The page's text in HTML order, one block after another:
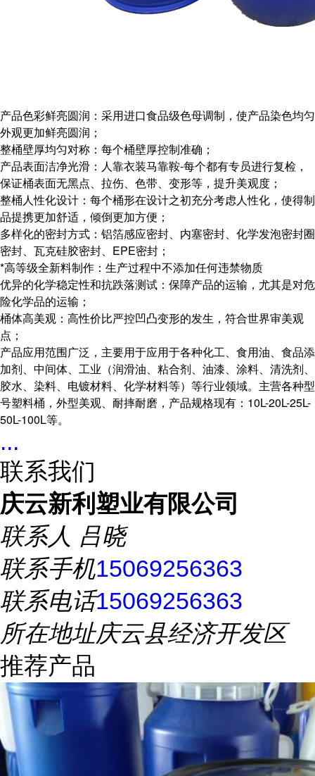
产品色彩鲜亮圆润：采用进口食品级色母调制，使产品染色均匀
外观更加鲜亮圆润；
整桶壁厚均匀对称：每个桶壁厚控制准确；
产品表面洁净光滑：人靠衣装马靠鞍-每个都有专员进行复检，
保证桶表面无黑点、拉伤、色带、变形等，提升美观度；
整桶人性化设计：每个桶形在设计之初充分考虑人性化，使得制
品提携更加舒适，倾倒更加方便；
多样化的密封方式：铝箔感应密封、内塞密封、化学发泡密封圈
密封、瓦克硅胶密封、EPE密封；
*高等级全新料制作：生产过程中不添加任何违禁物质
优异的化学稳定性和抗跌落测试：保障产品的运输，尤其是对危
险化学品的运输；
桶体高美观：高性价比严控凹凸变形的发生，符合世界审美观
点；
产品应用范围广泛，主要用于应用于各种化工、食用油、食品添
加剂、中间体、工业（润滑油、粘合剂、油漆、涂料、清洗剂、
胶水、染料、电镀材料、化学材料等）等行业领域。主营各种型
号塑料桶，外型美观、耐摔耐磨，产品规格现有：10L-20L-25L-
50L-100L等。
...
联系我们
庆云新利塑业有限公司
联系人 吕晓
联系手机15069256363
联系电话15069256363
所在地址庆云县经济开发区
推荐产品